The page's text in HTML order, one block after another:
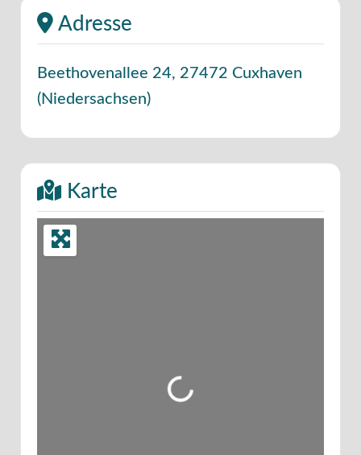
Adresse
Beethovenallee 24, 27472 Cuxhaven
(Niedersachsen)
Karte
Wird geladen …